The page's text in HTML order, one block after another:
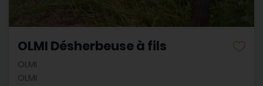
OLMI Désherbeuse à fils
OLMI
OLMI